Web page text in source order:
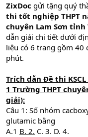
ZixDoc gửi tặng quý
thi tốt nghiệp THPT
chuyên Lam Sơn tỉnh
dẫn giải chi tiết dưới
liệu có 6 trang gồm 40
phút.
Trích dẫn Đề thi
1 Trường THPT
giải):
Câu 1: Số nhóm
glutamic bằng
A.1 B. 2. C. 3. D. 4.